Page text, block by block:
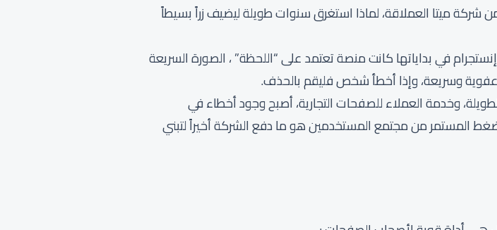
ميتا العملاقة، لماذا استغرق سنوات طويلة ليضيف زراً بسيطاً
في بداياتها كانت منصة تعتمد على “اللحظة” ، الصورة السريعة
عفوية وسريعة، وإذا أخطأ شخص فليقم بالحذف.
وخدمة العملاء للصفحات التجارية، أصبح وجود أخطاء في
المستمر من مجتمع المستخدمين هو ما دفع الشركة أخيراً لتبني